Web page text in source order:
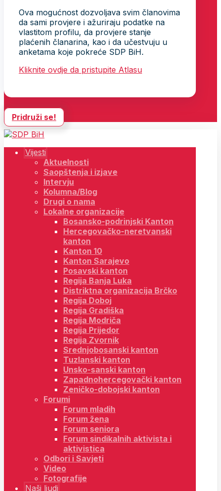
Ova mogućnost dozvoljava svim članovima
da sami provjere i ažuriraju podatke na
vlastitom profilu, da provjere stanje
plaćenih članarina, kao i da učestvuju u
anketama koje pokreće SDP BiH.
Kliknite ovdje da pristupite Atlasu
Pridruži se!
Vijesti
Aktuelnosti
Saopštenja i izjave
Intervju
Kolumna/Blog
Drugi o nama
Lokalne organizacije
Bosansko-podrinjski Kanton
Hercegovačko-neretvanski
kanton
Kanton 10
Kanton Sarajevo
Posavski kanton
Regija Banja Luka
Distriktna organizacija Brčko
Regija Doboj
Regija Gradiška
Regija Modriča
Regija Prijedor
Regija Zvornik
Srednjobosanski kanton
Tuzlanski kanton
Unsko-sanski kanton
Zapadnohercegovački kanton
Zeničko-dobojski kanton
Forumi
Forum mladih
Forum žena
Forum seniora
Forum sindikalnih aktivista i
aktivistica
Odbori i Savjeti
Video
Fotografije
Naši ljudi